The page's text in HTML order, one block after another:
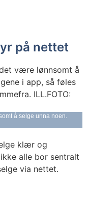
på nettet
å selge unna noen.
klær og
alle bor sentralt
via nettet.